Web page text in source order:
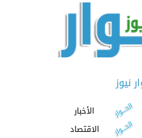
نيوز
الأخبار
الاقتصاد